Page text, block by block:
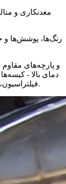
دمای بالا -
فیلتراسیون، دمای عملیاتی و شرایط شیمیایی سفارشی کرد.